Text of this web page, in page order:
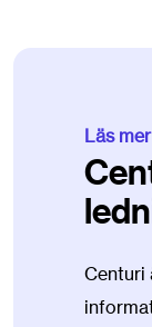
Läs
Centuri